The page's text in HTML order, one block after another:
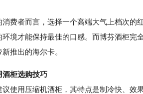
者而言，选择一个高端大气上档次的
境才能保持最佳的口感。而博芬酒柜完
推出的海尔卡。
酒柜选购技巧
议使用压缩机酒柜，其特点是制冷快、效